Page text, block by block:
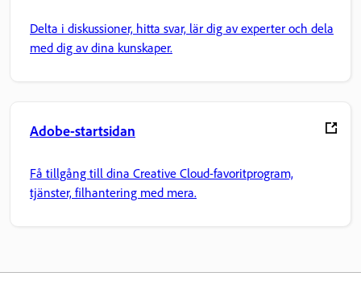
Delta i diskussioner, hitta svar, lär dig av experter och dela
med dig av dina kunskaper.
Adobe-startsidan
Få tillgång till dina Creative Cloud-favoritprogram,
tjänster, filhantering med mera.